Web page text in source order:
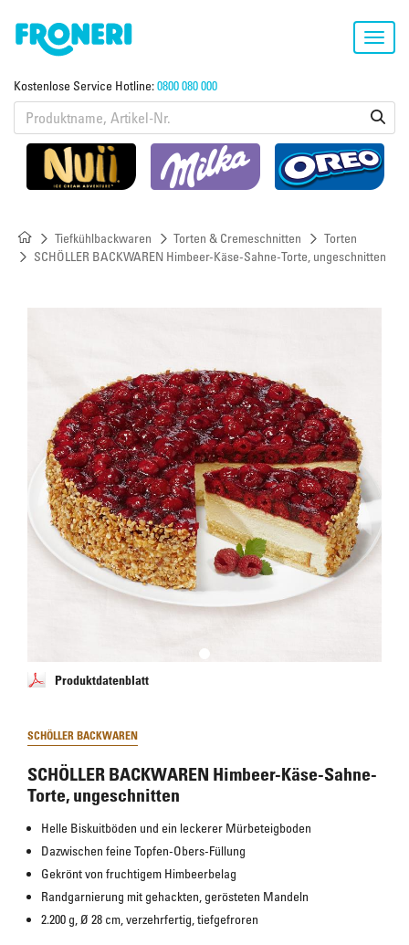
Kostenlose Service Hotline:0800 080 000
Tiefkühlbackwaren Torten & Cremeschnitten
Torten
SCHÖLLER BACKWAREN Himbeer-Käse-Sahne-Torte, ungeschnitten
Produktdatenblatt
SCHÖLLER BACKWAREN
SCHÖLLER BACKWAREN Himbeer-Käse-Sahne-
Torte, ungeschnitten
Helle Biskuitböden und ein leckerer Mürbeteigboden
Dazwischen feine Topfen-Obers-Füllung
Gekrönt von fruchtigem Himbeerbelag
Randgarnierung mit gehackten, gerösteten Mandeln
2.200 g, Ø 28 cm, verzehrfertig, tiefgefroren